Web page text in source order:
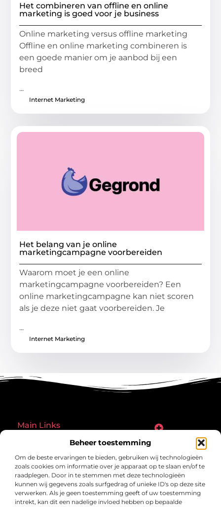
Beheer toestemming
Om de beste ervaringen te bieden, gebruiken wij technologieën
zoals cookies om informatie over je apparaat op te slaan en/of te
raadplegen. Door in te stemmen met deze technologieën
kunnen wij gegevens zoals surfgedrag of unieke ID's op deze site
verwerken. Als je geen toestemming geeft of uw toestemming
intrekt, kan dit een nadelige invloed hebben op bepaalde
Het combineren van offline en online
marketing is goed voor je business
Online marketing versus offline marketing
Offline en online marketing combineren is
een goede manier om je aanbod bij een
breed
...
Internet Marketing
Het belang van je online
marketingcampagne voorbereiden
Waarom moet je een online
marketingcampagne voorbereiden? Een
online marketingcampagne kan niet scoren
als je deze niet gaat voorbereiden. Je
...
Internet Marketing
Main Links